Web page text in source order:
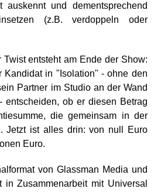
auskennt und dementsprechend
(z.B. verdoppeln oder
entsteht am Ende der Show:
Kandidat in "Isolation" - ohne den
Partner im Studio an der Wand
entscheiden, ob er diesen Betrag
die gemeinsam in der
Jetzt ist alles drin: von null Euro
Euro.
von Glassman Media und
in Zusammenarbeit mit Universal